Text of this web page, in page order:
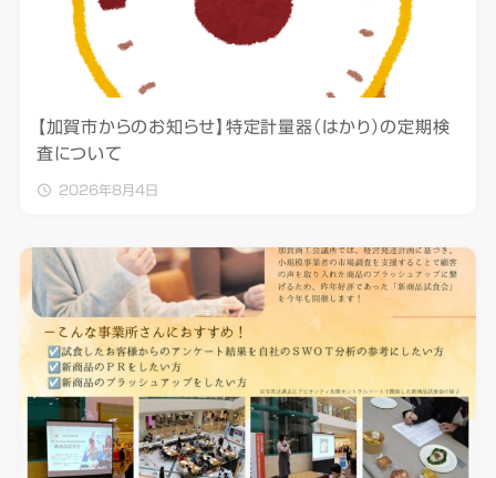
【加賀市からのお知らせ】特定計量器（はかり）の定期検
査について
2026年8月4日